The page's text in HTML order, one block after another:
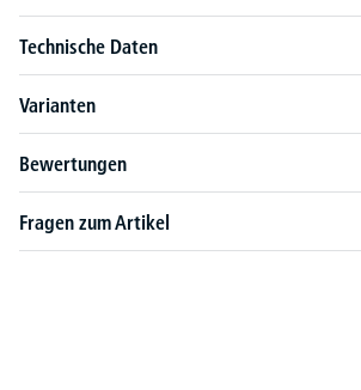
Technische Daten
Varianten
Bewertungen
Fragen zum Artikel